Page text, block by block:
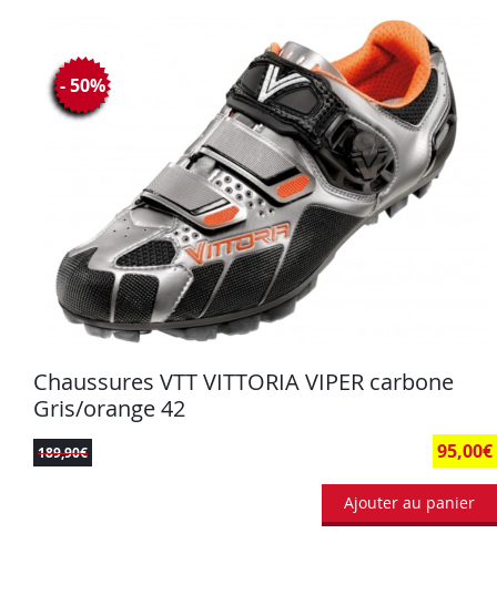
Chaussures VTT VITTORIA VIPER carbone
Gris/orange 42
189,90€ 95,00€
- 50%
Ajouter au panier